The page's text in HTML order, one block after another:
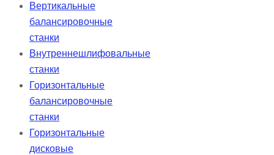
Вертикальные
балансировочные
станки
Внутреннешлифовальные
станки
Горизонтальные
балансировочные
станки
Горизонтальные
дисковые